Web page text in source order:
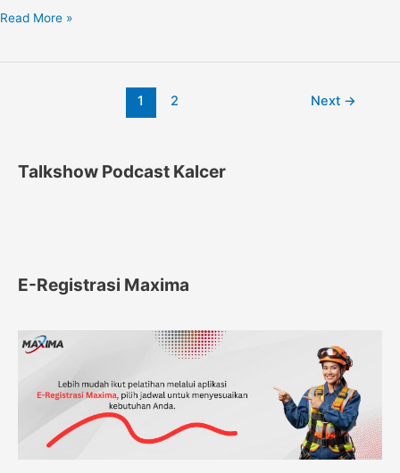
Read More »
1 2 Next →
Talkshow Podcast Kalcer
E-Registrasi Maxima